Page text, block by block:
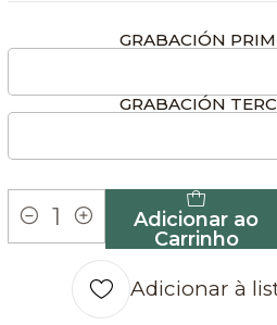
GRABACIÓN
GRABACIÓN
Quantidade
Adicionar ao
Carrinho
Adicionar à